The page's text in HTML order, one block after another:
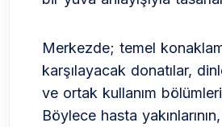
Merkezde; temel
karşılayacak donatılar,
ve ortak kullanım
Böylece hasta